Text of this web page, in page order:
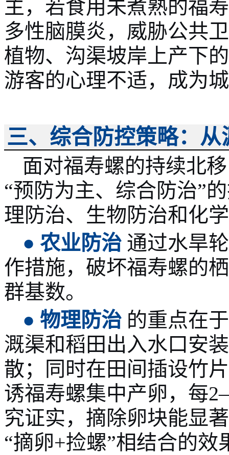
主，若食用未煮熟的福
多性脑膜炎，威胁公共
植物、沟渠坡岸上产下
游客的心理不适，成为
三、综合防控策略：
面对福寿螺的持续北移
“预防为主、综合防治”
理防治、生物防治和化
● 农业防治 通过水旱
作措施，破坏福寿螺的
群基数。
● 物理防治 的重点在
溉渠和稻田出入水口安
散；同时在田间插设竹
诱福寿螺集中产卵，每
究证实，摘除卵块能显
“摘卵+捡螺”相结合的效